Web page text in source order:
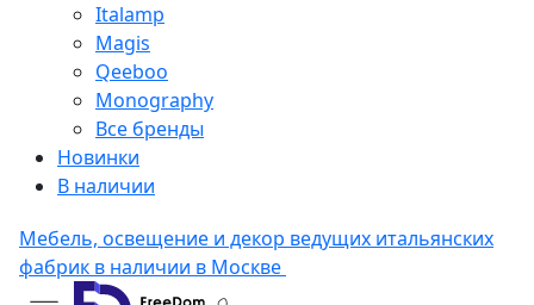
Italamp
Magis
Qeeboo
Monography
Все бренды
Новинки
В наличии
Мебель, освещение и декор ведущих итальянских
фабрик в наличии в Москве